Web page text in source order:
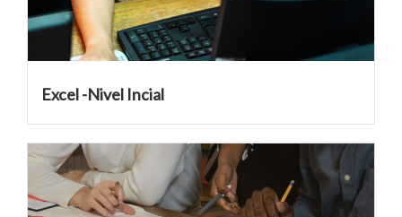
Excel -Nivel Incial